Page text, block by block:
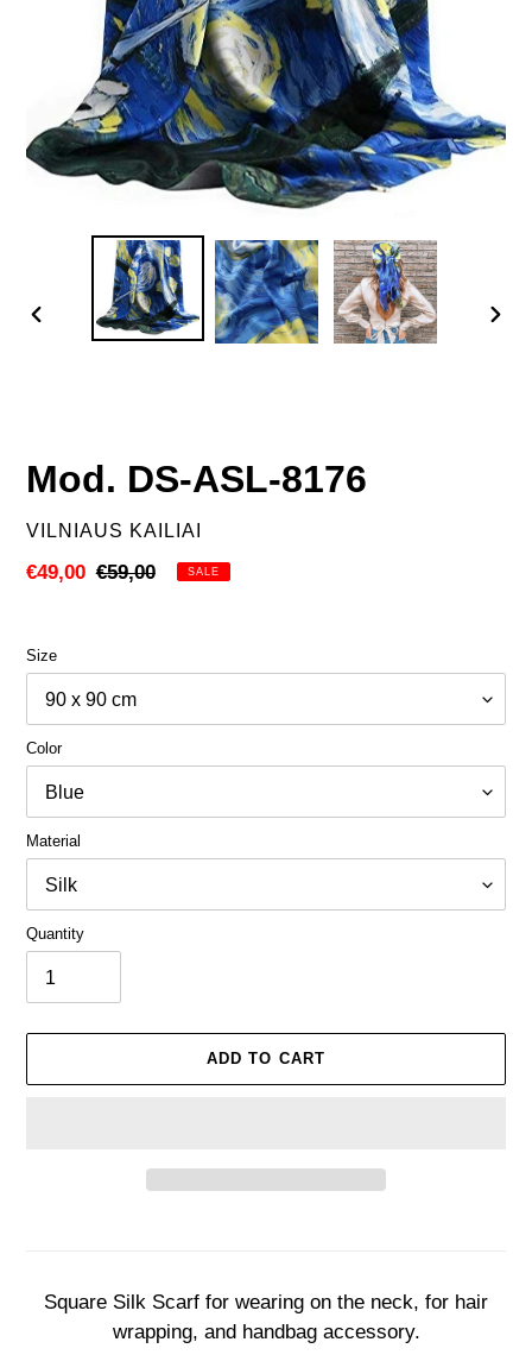
PREVIOUS
Mod. DS-ASL-8176
VENDOR
VILNIAUS KAILIAI
Sale
€49,00 Regular
€59,00 SALE
Size
Color
Material
Quantity
ADD TO CART
yourSquare Silk Scarf for wearing on the neck, for hair
wrapping, and handbag accessory.